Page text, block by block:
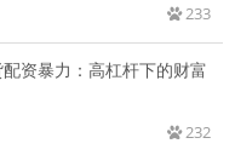
233
资暴力：高杠杆下的财富
232